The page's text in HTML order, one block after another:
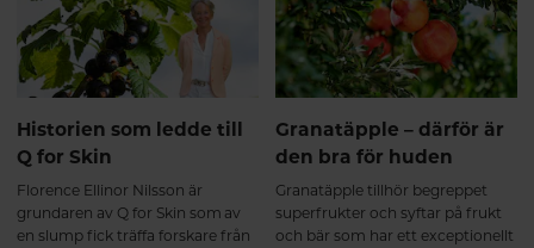
Historien som ledde till
Q for Skin
Florence Ellinor Nilsson är
grundaren av Q for Skin som av
en slump fick träffa forskare från
Granatäpple – därför är
den bra för huden
Granatäpple tillhör begreppet
superfrukter och syftar på frukt
och bär som har ett exceptionellt